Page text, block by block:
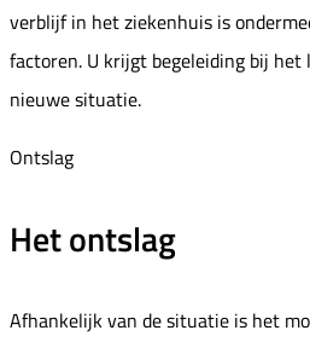
verblijf in het ziekenhuis is
factoren. U krijgt begeleiding bij het
nieuwe situatie.
Ontslag
Het ontslag
Afhankelijk van de situatie is het